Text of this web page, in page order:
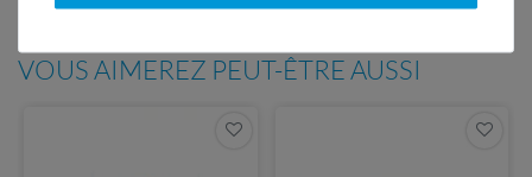
VOUS AIMEREZ PEUT-ÊTRE AUSSI